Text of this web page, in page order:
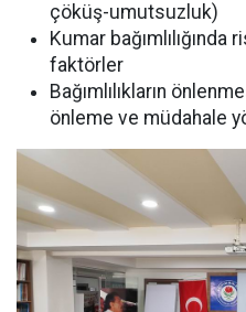
çöküş-umutsuzluk)
Kumar
faktörler
Bağımlılıkların
önleme ve müdahale